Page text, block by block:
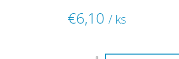
€6,10 / ks